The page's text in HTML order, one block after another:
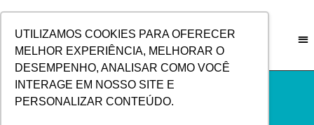
UTILIZAMOS COOKIES PARA OFERECER
MELHOR EXPERIÊNCIA, MELHORAR O
DESEMPENHO, ANALISAR COMO VOCÊ
INTERAGE EM NOSSO SITE E
PERSONALIZAR CONTEÚDO.
CONTEÚDO